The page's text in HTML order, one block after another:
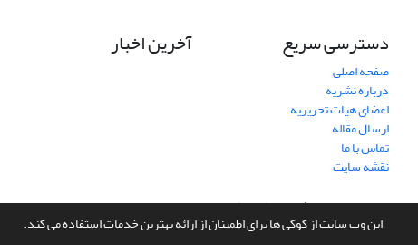
این وب سایت از کوکی ها برای اطمینان از ارائه بهترین خدمات استفاده می کند.
دسترسی سریع
صفحه اصلی
درباره نشریه
اعضای هیات تحریریه
ارسال مقاله
تماس با ما
نقشه سایت
آخرین اخبار
سامانه مدیریت نشریات علمی.طراحی و پیاده سازی ازسیناوب